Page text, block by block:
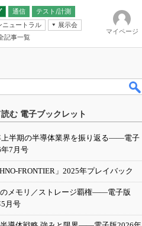
通信
テスト/計測
ニュートラル
展示会
ティング
記事一覧
マイページ
む 電子ブックレット
上半期の半導体業界を振り返る――電子
7月号
FRONTIER」2025年プレイバック
メモリ／ストレージ覇権――電子版
月号